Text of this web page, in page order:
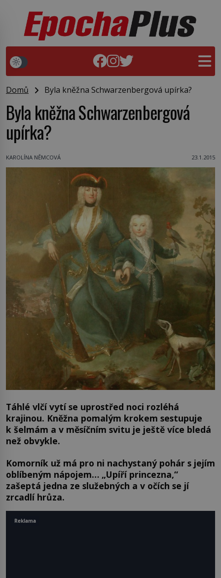
Domů Byla kněžna Schwarzenbergová upírka?
Byla kněžna Schwarzenbergová
upírka?
KAROLÍNA NĚMCOVÁ 23.1.2015
Táhlé vlčí vytí se uprostřed noci rozléhá
krajinou. Kněžna pomalým krokem sestupuje
k šelmám a v měsíčním svitu je ještě více bledá
než obvykle.
Komorník už má pro ni nachystaný pohár s jejím
oblíbeným nápojem… „Upíří princezna,“
zašeptá jedna ze služebných a v očích se jí
zrcadlí hrůza.
Reklama